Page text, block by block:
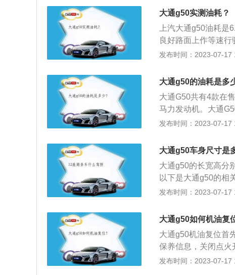
经济性指标，也叫
包含各种行驶的功
行驶速度、加速度及
大通g50实测油耗？
上汽大通g50油耗
良好路面上作等速
的一种基本工况，加
经济性指标，也叫
包含各种行驶的功
行驶速度、加速度
发布时间：2023-07-17
大通g50的油耗是多
大通G50共有4款在
马力发动机。大通
离如下：50/
下：驾驶习惯：驾
耗增高。汽车本身
大，需要更多的汽油
的驱动扭矩。道路
阻力大，耗油会增加
更多的汽油才能燃烧
来热车，这也会增大
发布时间：2023-07-17
大通g50车身尺寸是
大通g50的长宽高分
以下是大通g50的相
通g50一共使用了两
款发动机的最大功
钟。这款发动机搭
5升涡轮增压发动机
功率转速为5600转
搭载了缸内直喷技术
发布时间：2023-07-17
大通g50如何机油复
大通g50机油复位首
保养信息，关闭点火
钟，重复五次，车辆
发布时间：2023-07-17